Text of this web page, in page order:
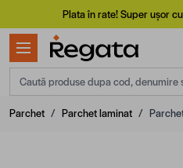
Mergi la ConținutPlata în rate! Super ușor
Caută produse dupa cod,
Parchet / Parchet laminat /